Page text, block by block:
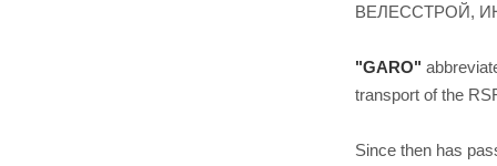
ВЕЛЕССТРОЙ,
"GARO"
transport of the
Since then has